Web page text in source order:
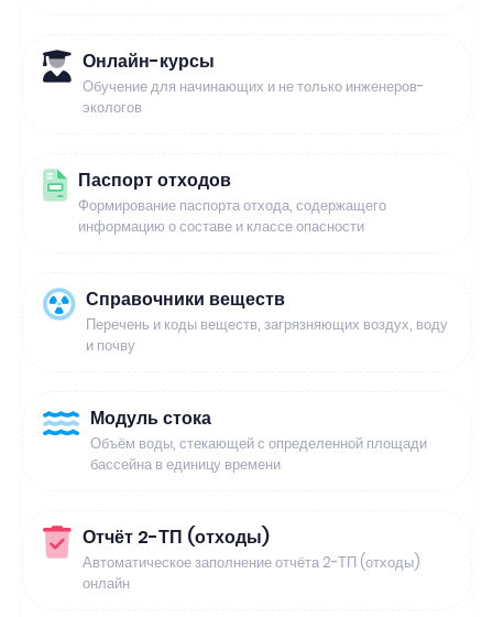
Онлайн-курсы
Обучение для начинающих и не только инженеров-
экологов
Паспорт отходов
Формирование паспорта отхода, содержащего
информацию о составе и классе опасности
Справочники веществ
Перечень и коды веществ, загрязняющих воздух, воду
и почву
Модуль стока
Объём воды, стекающей с определенной площади
бассейна в единицу времени
Отчёт 2-ТП (отходы)
Автоматическое заполнение отчёта 2-ТП (отходы)
онлайн